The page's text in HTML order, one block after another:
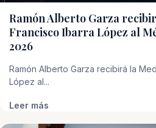
Ramón Alberto Garza
Francisco Ibarra López al
2026
Ramón Alberto Garza recibirá la
López al...
Leer más